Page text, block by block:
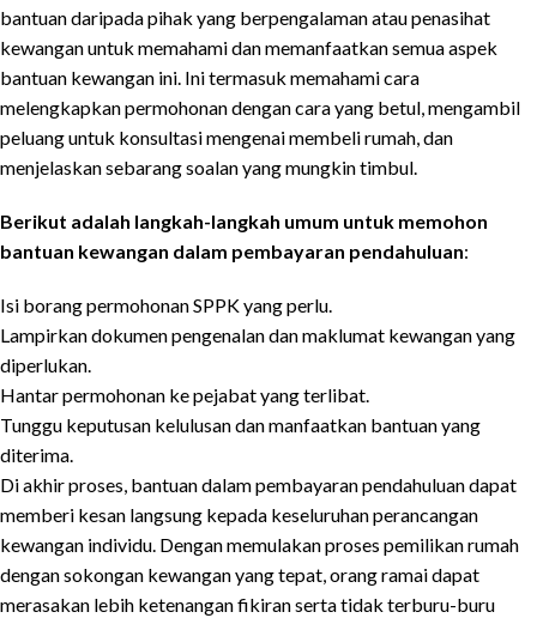
bantuan daripada pihak yang berpengalaman atau penasihat
kewangan untuk memahami dan memanfaatkan semua aspek
bantuan kewangan ini. Ini termasuk memahami cara
melengkapkan permohonan dengan cara yang betul, mengambil
peluang untuk konsultasi mengenai membeli rumah, dan
menjelaskan sebarang soalan yang mungkin timbul.
Berikut adalah langkah-langkah umum untuk memohon
bantuan kewangan dalam pembayaran pendahuluan:
Isi borang permohonan SPPK yang perlu.
Lampirkan dokumen pengenalan dan maklumat kewangan yang
diperlukan.
Hantar permohonan ke pejabat yang terlibat.
Tunggu keputusan kelulusan dan manfaatkan bantuan yang
diterima.
Di akhir proses, bantuan dalam pembayaran pendahuluan dapat
memberi kesan langsung kepada keseluruhan perancangan
kewangan individu. Dengan memulakan proses pemilikan rumah
dengan sokongan kewangan yang tepat, orang ramai dapat
merasakan lebih ketenangan fikiran serta tidak terburu-buru